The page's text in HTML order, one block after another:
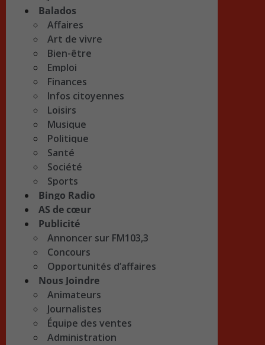
Balados
Affaires
Art de vivre
Bien-être
Emploi
Finances
Infos citoyennes
Loisirs
Musique
Politique
Santé
Société
Sports
Bingo Radio
AS de cœur
Publicité
Annoncer sur FM103,3
Concours
Opportunités d’affaires
Nous Joindre
Animateurs
Journalistes
Équipe des ventes
Administration